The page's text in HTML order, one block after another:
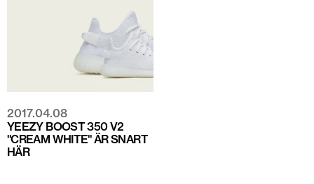
2017.04.08
YEEZY BOOST 350 V2
"CREAM WHITE" ÄR SNART
HÄR